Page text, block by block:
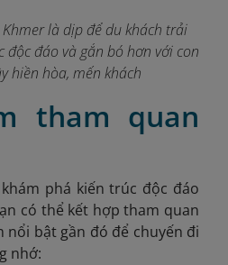
là dịp để du khách trải
độc đáo và gắn bó hơn với con
hiền hòa, mến khách
tham quan
phá kiến trúc độc đáo
có thể kết hợp tham quan
bật gần đó để chuyến đi
nhớ: